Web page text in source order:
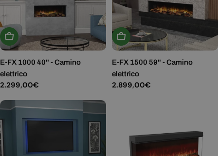
Aggiungi Al Carrello
E-FX 1000 40" - Camino
elettrico
Prezzo
2.299,00€
Aggiungi Al Carrello
E-FX 1500 59" - Camino
elettrico
Prezzo
2.899,00€